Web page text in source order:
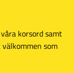
korsord samt
som